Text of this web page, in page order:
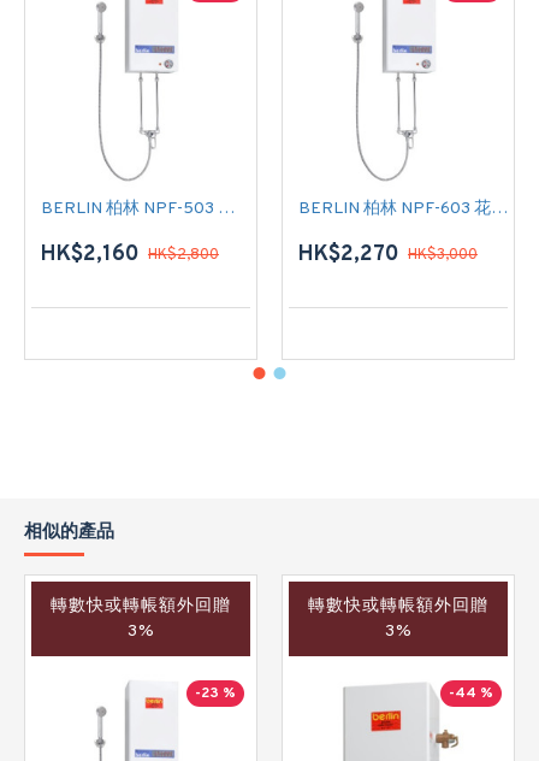
BERLIN 柏林 NPF-503 花灑儲水式(低壓電熱水爐)
HK$2,160 HK$2,800
BERLIN 柏林 NPF-603 花灑儲水式(低壓電熱水爐)
HK$2,270 HK$3,000
相似的產品
轉數快或轉帳額外回贈
3%
-23 %
轉數快或轉帳額外回贈
3%
-44 %